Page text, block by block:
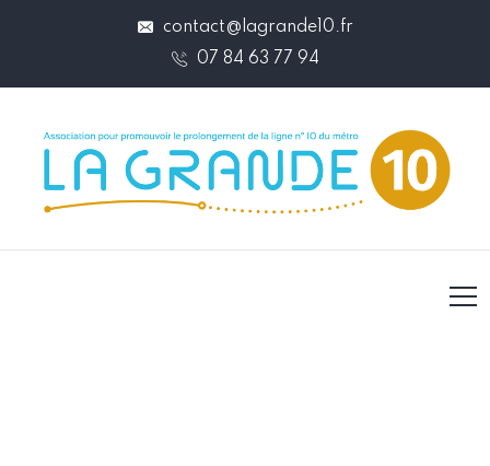
contact@lagrande10.fr
07 84 63 77 94